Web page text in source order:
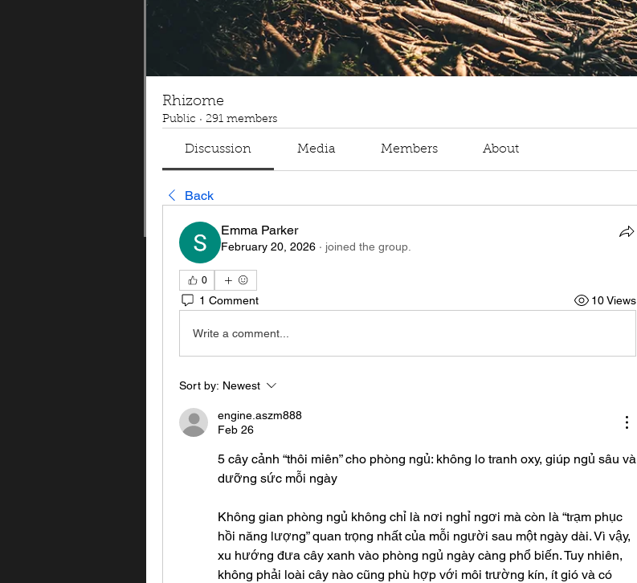
Rhizome
Public · 291 members
Discussion Media Members About
Back
Emma Parker
February 20, 2026 · joined the group.
0
1 Comment 10 Views
Write a comment...
Sort by: Newest
engine.aszm888
Feb 26
5 cây cảnh “thôi miên” cho phòng ngủ: không lo tranh oxy, giúp ngủ sâu và
dưỡng sức mỗi ngày
Không gian phòng ngủ không chỉ là nơi nghỉ ngơi mà còn là “trạm phục
hồi năng lượng” quan trọng nhất của mỗi người sau một ngày dài. Vì vậy,
xu hướng đưa cây xanh vào phòng ngủ ngày càng phổ biến. Tuy nhiên,
không phải loài cây nào cũng phù hợp với môi trường kín, ít gió và có